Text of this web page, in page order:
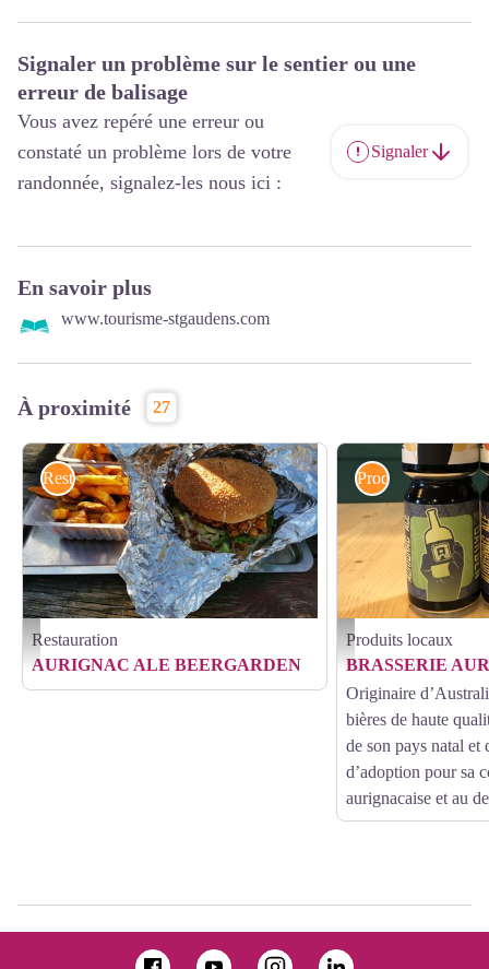
Signaler un problème sur le sentier ou une
erreur de balisage
Vous avez repéré une erreur ou
constaté un problème lors de votre
randonnée, signalez-les nous ici :
Signaler
En savoir plus
www.tourisme-stgaudens.com
À proximité 27
beergarden - foodtruck - Gérard Qadir
Restauration
Restauration
AURIGNAC ALE BEERGARDEN
Brasserie Aurignac Ale -
Produits locaux
Produits locaux
BRASSERIE
Originaire
bières de haute
de son pays natal et
d’adoption pour sa
aurignacaise et au